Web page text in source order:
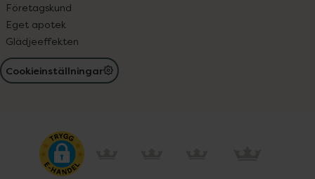
Företagskund
Eget apotek
Glädjeeffekten
Cookieinställningar